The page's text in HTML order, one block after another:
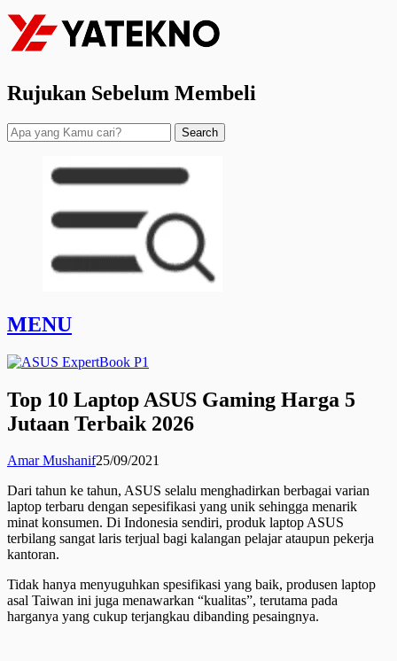
Rujukan Sebelum Membeli
Search
MENU
Top 10 Laptop ASUS Gaming Harga 5
Jutaan Terbaik 2026
Amar Mushanif25/09/2021
Dari tahun ke tahun, ASUS selalu menghadirkan berbagai varian
laptop terbaru dengan sepesifikasi yang unik sehingga menarik
minat konsumen. Di Indonesia sendiri, produk laptop ASUS
terbilang sangat laris terjual bagi kalangan pelajar ataupun pekerja
kantoran.
Tidak hanya menyuguhkan spesifikasi yang baik, produsen laptop
asal Taiwan ini juga menawarkan “kualitas”, terutama pada
harganya yang cukup terjangkau dibanding pesaingnya.